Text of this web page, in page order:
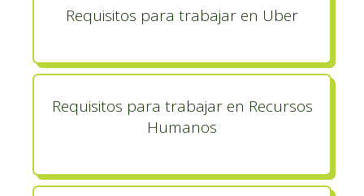
Requisitos para trabajar en Uber
Requisitos para trabajar en Recursos
Humanos